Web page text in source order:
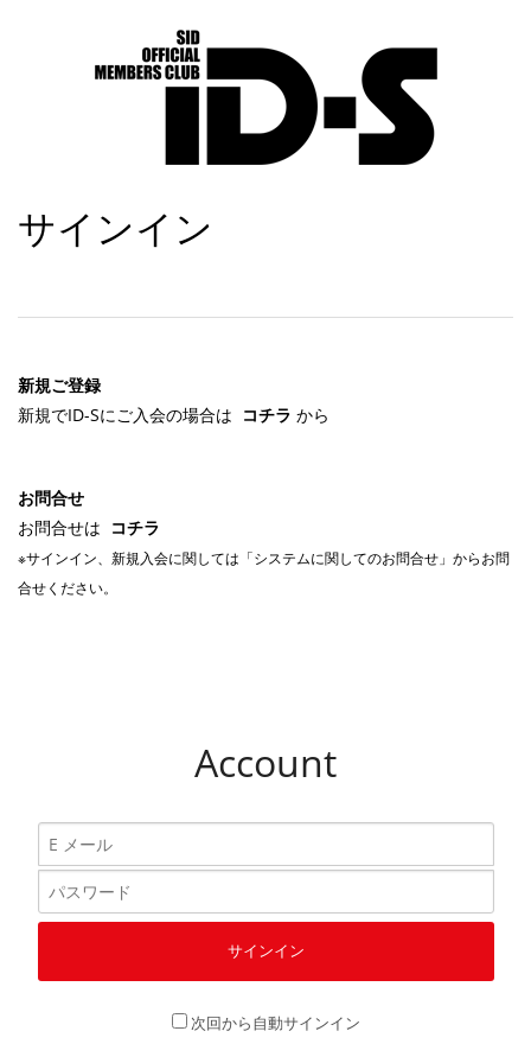
サインイン
新規ご登録
新規でID-Sにご入会の場合は コチラ から
お問合せ
お問合せは コチラ
※サインイン、新規入会に関しては「システムに関してのお問合せ」からお問
合せください。
Account
次回から自動サインイン